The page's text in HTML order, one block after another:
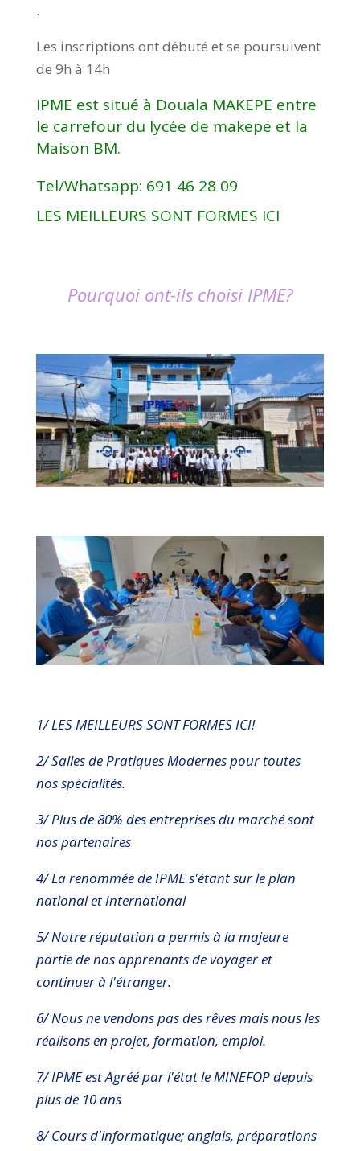
.
Les inscriptions ont débuté et se poursuivent
de 9h à 14h
IPME est situé à Douala MAKEPE entre
le carrefour du lycée de makepe et la
Maison BM.
Tel/Whatsapp: 691 46 28 09
LES MEILLEURS SONT FORMES ICI
Pourquoi ont-ils choisi IPME?
1/ LES MEILLEURS SONT FORMES ICI!
2/ Salles de Pratiques Modernes pour toutes
nos spécialités.
3/ Plus de 80% des entreprises du marché sont
nos partenaires
4/ La renommée de IPME s'étant sur le plan
national et International
5/ Notre réputation a permis à la majeure
partie de nos apprenants de voyager et
continuer à l'étranger.
6/ Nous ne vendons pas des rêves mais nous les
réalisons en projet, formation, emploi.
7/ IPME est Agréé par l'état le MINEFOP depuis
plus de 10 ans
8/ Cours d'informatique; anglais, préparations